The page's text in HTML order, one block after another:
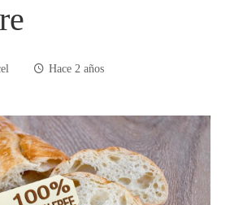
Hace 2 años